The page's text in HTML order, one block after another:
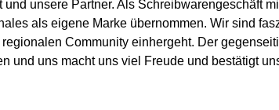
unsere Partner. Als Schreibwarengeschäft
als eigene Marke übernommen. Wir sind
Community einhergeht. Der
und uns macht uns viel Freude und bestätigt